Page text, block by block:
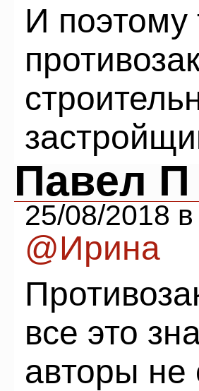
И поэтому
Павел П
25/08/2018
@Ирина
все это
авторы